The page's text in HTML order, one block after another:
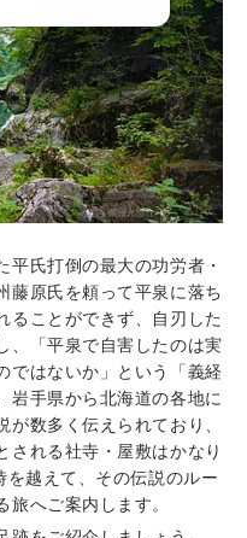
平氏打倒の最大の功労者・
藤原氏を頼って平泉に落ち
ることができず、自刃した
、「平泉で自害したのは実
ではないか」という「義経
岩手県から北海道の各地に
数多く伝えられており、
される社寺・屋敷はかなり
越えて、その伝説のルー
旅へご案内します。